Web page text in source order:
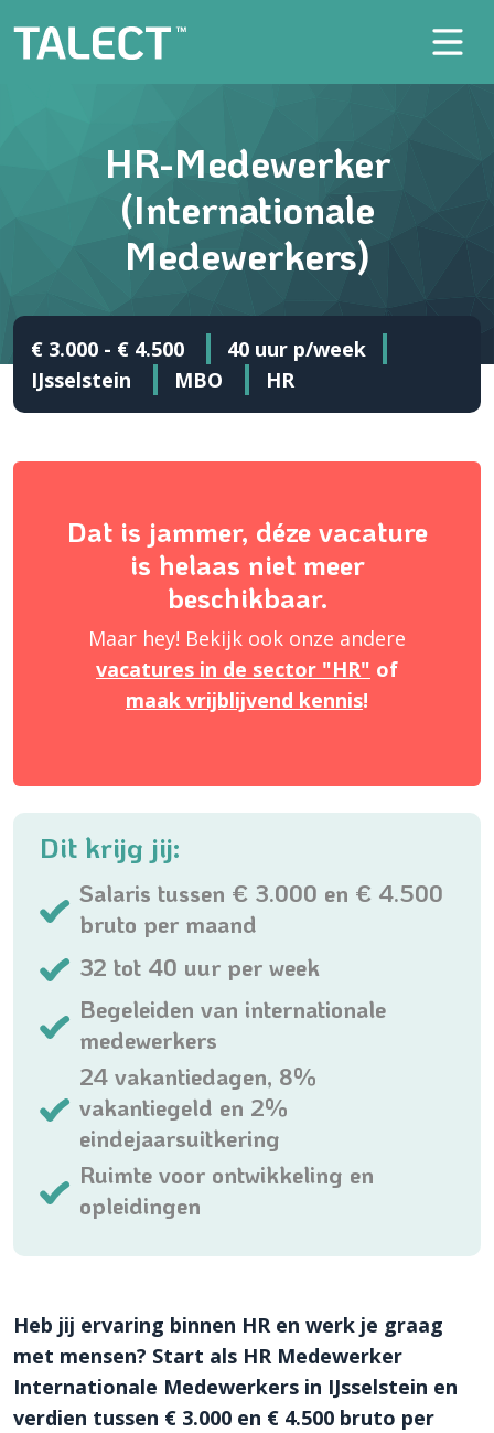
HR-Medewerker
(Internationale
Medewerkers)
€ 3.000 - € 4.500
40 uur p/week
IJsselstein
MBO HR
Dat is jammer, déze vacature
is helaas niet meer
beschikbaar.
Maar hey! Bekijk ook onze andere
vacatures in de sector "HR" of
maak vrijblijvend kennis!
Dit krijg jij:
Salaris tussen € 3.000 en € 4.500
bruto per maand
32 tot 40 uur per week
Begeleiden van internationale
medewerkers
24 vakantiedagen, 8%
vakantiegeld en 2%
eindejaarsuitkering
Ruimte voor ontwikkeling en
opleidingen
Heb jij ervaring binnen HR en werk je graag
met mensen? Start als HR Medewerker
Internationale Medewerkers in IJsselstein en
verdien tussen € 3.000 en € 4.500 bruto per